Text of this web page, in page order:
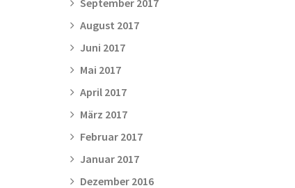
September 2017
August 2017
Juni 2017
Mai 2017
April 2017
März 2017
Februar 2017
Januar 2017
Dezember 2016